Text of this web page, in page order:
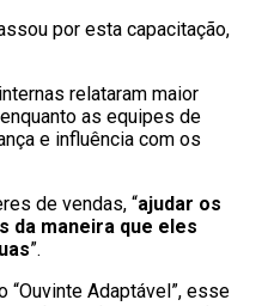
por esta capacitação,
relataram maior
as equipes de
e influência com os
de vendas, “ajudar os
da maneira que eles
”.
“Ouvinte Adaptável”, esse